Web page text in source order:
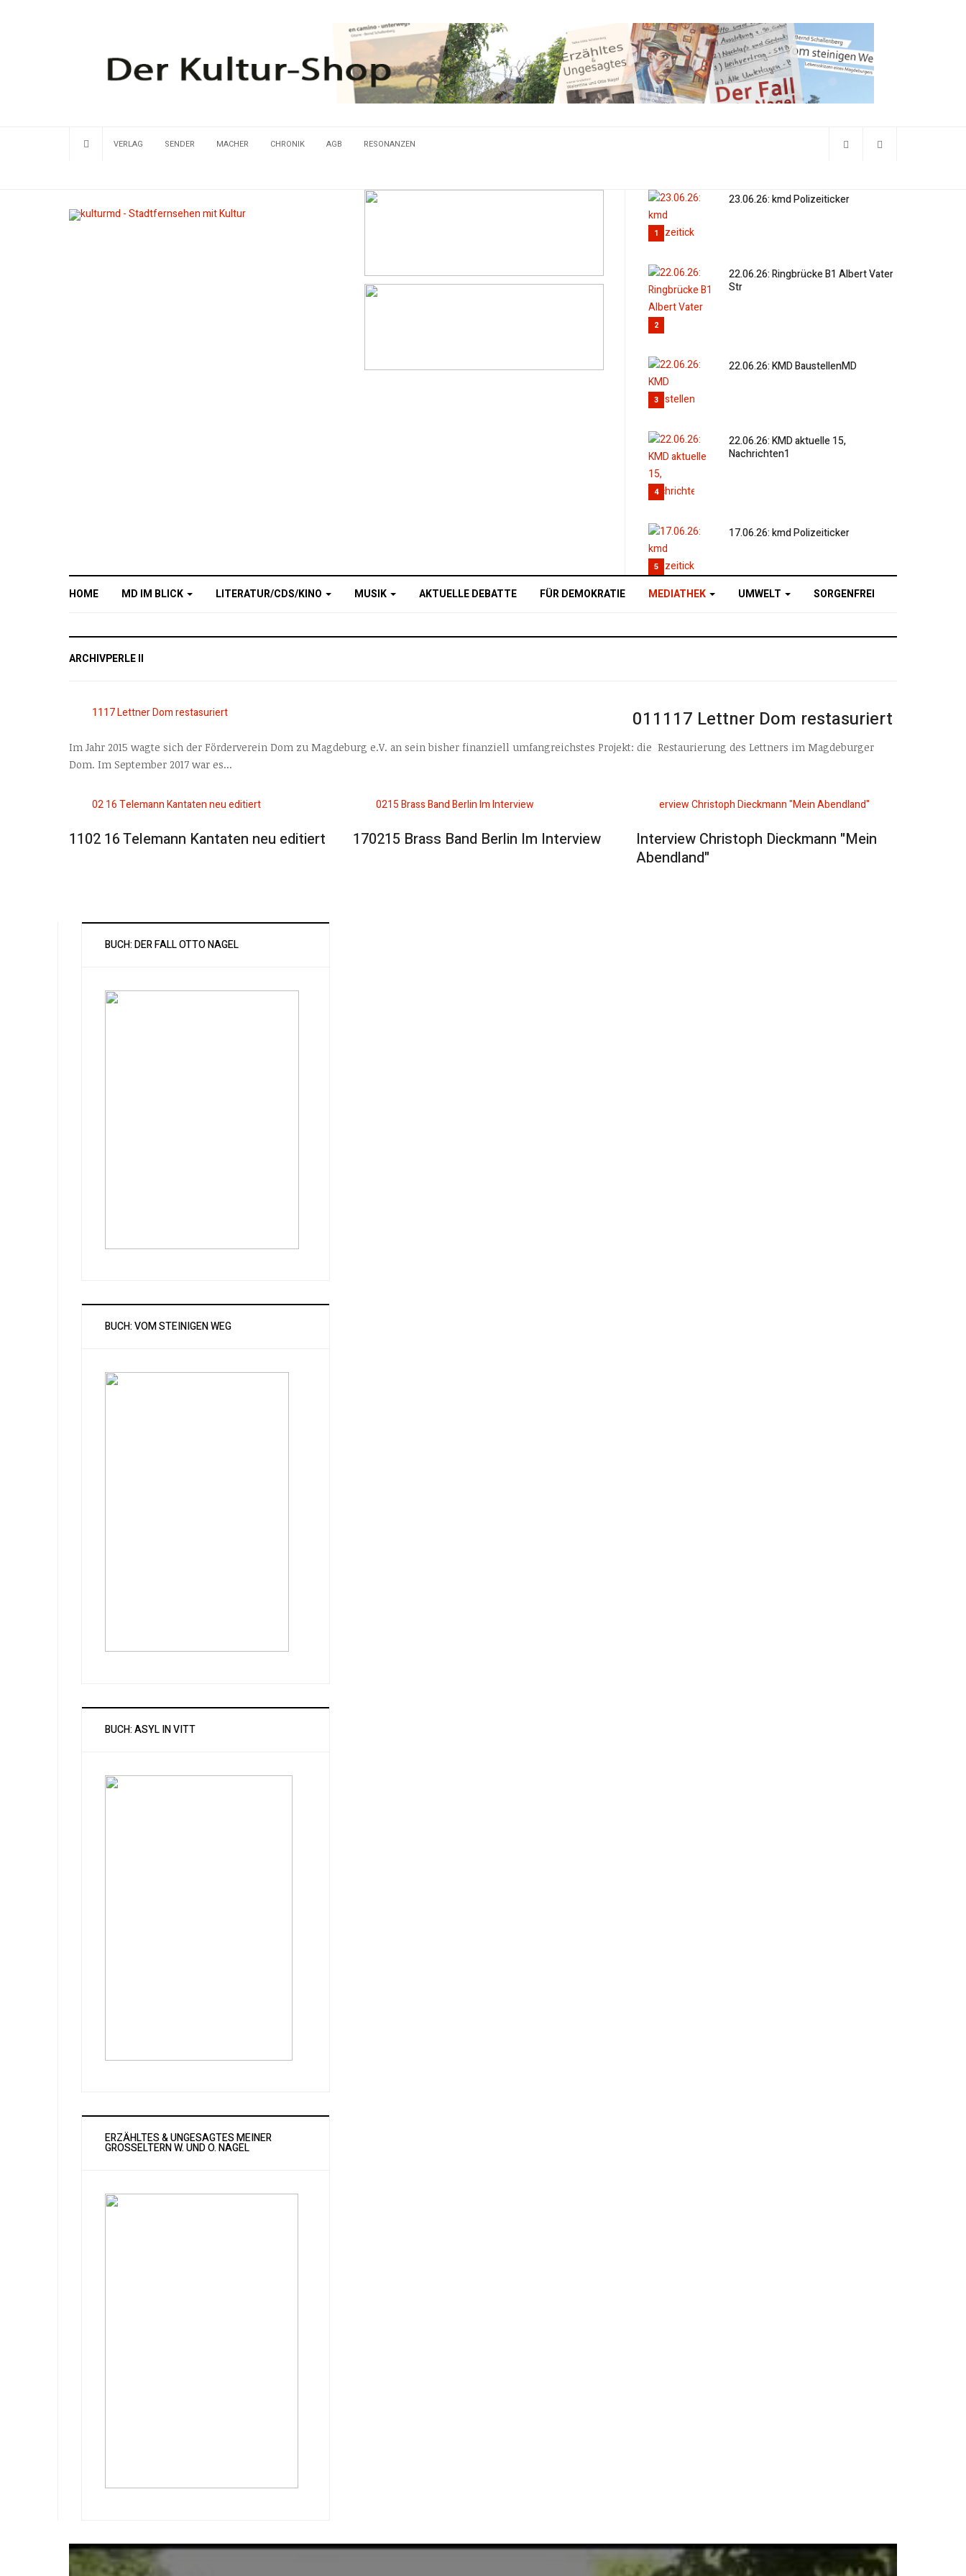
VERLAG SENDER MACHER CHRONIK AGB RESONANZEN
1
23.06.26: kmd Polizeiticker
2
22.06.26: Ringbrücke B1 Albert Vater
Str
3
22.06.26: KMD BaustellenMD
4
22.06.26: KMD aktuelle 15,
Nachrichten1
5
17.06.26: kmd Polizeiticker
HOME MD IM BLICK LITERATUR/CDS/KINO MUSIK AKTUELLE DEBATTE FÜR DEMOKRATIE MEDIATHEK UMWELT SORGENFREI
ARCHIVPERLE II
011117 Lettner Dom restasuriert
Im Jahr 2015 wagte sich der Förderverein Dom zu Magdeburg e.V. an sein bisher finanziell umfangreichstes Projekt: die Restaurierung des Lettners im Magdeburger
Dom. Im September 2017 war es...
1102 16 Telemann Kantaten neu editiert 170215 Brass Band Berlin Im Interview
Interview Christoph Dieckmann "Mein
Abendland"
BUCH: DER FALL OTTO NAGEL
BUCH: VOM STEINIGEN WEG
BUCH: ASYL IN VITT
ERZÄHLTES & UNGESAGTES MEINER
GROSSELTERN W. UND O. NAGEL